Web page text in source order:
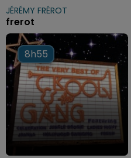
JÉRÉMY FRÉROT
frerot
8h55
8h55